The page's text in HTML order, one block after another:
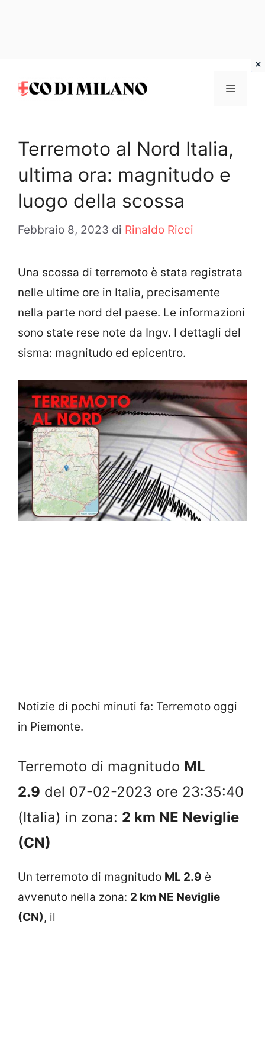
MENU
Terremoto al Nord Italia,
ultima ora: magnitudo e
luogo della scossa
Febbraio 8, 2023 di Rinaldo Ricci
Una scossa di terremoto è stata registrata
nelle ultime ore in Italia, precisamente
nella parte nord del paese. Le informazioni
sono state rese note da Ingv. I dettagli del
sisma: magnitudo ed epicentro.
Notizie di pochi minuti fa: Terremoto oggi
in Piemonte.
Terremoto di magnitudo ML
2.9 del 07-02-2023 ore 23:35:40
(Italia) in zona: 2 km NE Neviglie
(CN)
Un terremoto di magnitudo ML 2.9 è
avvenuto nella zona: 2 km NE Neviglie
(CN), il